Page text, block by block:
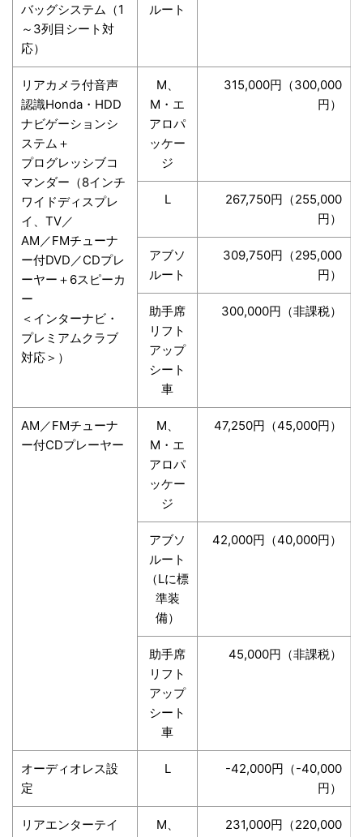
バッグシステム（1
～3列目シート対
応）
ルート
リアカメラ付音声
認識Honda・HDD
ナビゲーションシ
ステム＋
プログレッシブコ
マンダー（8インチ
ワイドディスプレ
イ、TV／
AM／FMチューナ
ー付DVD／CDプレ
ーヤー＋6スピーカ
ー
＜インターナビ・
プレミアムクラブ
対応＞）
M、
M・エ
アロパ
ッケー
ジ
315,000円（300,000
円）
L
267,750円（255,000
円）
アブソ
ルート
309,750円（295,000
円）
助手席
リフト
アップ
シート
車
300,000円（非課税）
AM／FMチューナ
ー付CDプレーヤー
M、
M・エ
アロパ
ッケー
ジ
47,250円（45,000円）
アブソ
ルート
（Lに標
準装
備）
42,000円（40,000円）
助手席
リフト
アップ
シート
車
45,000円（非課税）
オーディオレス設
定
L
-42,000円（-40,000
円）
リアエンターテイ
M、
231,000円（220,000